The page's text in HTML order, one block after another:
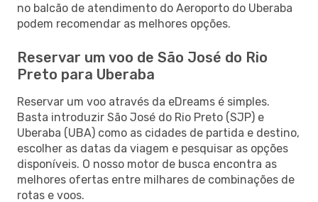
no balcão de atendimento do Aeroporto do Uberaba
podem recomendar as melhores opções.
Reservar um voo de São José do Rio
Preto para Uberaba
Reservar um voo através da eDreams é simples.
Basta introduzir São José do Rio Preto (SJP) e
Uberaba (UBA) como as cidades de partida e destino,
escolher as datas da viagem e pesquisar as opções
disponíveis. O nosso motor de busca encontra as
melhores ofertas entre milhares de combinações de
rotas e voos.